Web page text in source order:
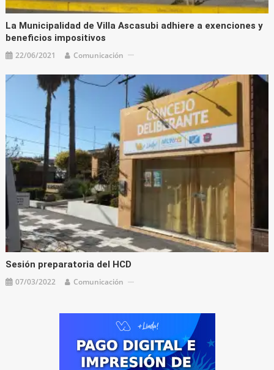
La Municipalidad de Villa Ascasubi adhiere a exenciones y
beneficios impositivos
22/06/2021 Comunicación
Sesión preparatoria del HCD
07/03/2022 Comunicación